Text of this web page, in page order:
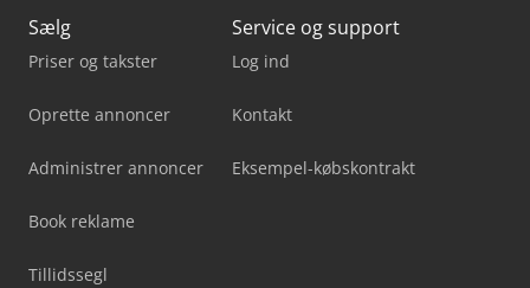
Sælg
Priser og takster
Oprette annoncer
Administrer annoncer
Book reklame
Tillidssegl
Service og support
Log ind
Kontakt
Eksempel-købskontrakt